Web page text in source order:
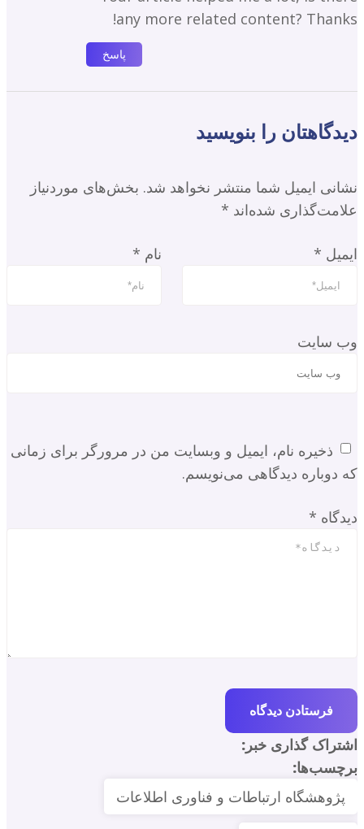
any more related content? Thanks!
پاسخ
دیدگاهتان را بنویسید
نشانی ایمیل شما منتشر نخواهد شد. بخش‌های موردنیاز
علامت‌گذاری شده‌اند *
نام * ایمیل *
وب‌ سایت
ذخیره نام، ایمیل و وبسایت من در مرورگر برای زمانی
که دوباره دیدگاهی می‌نویسم.
دیدگاه *
اشتراک گذاری خبر:
برچسب‌ها:
پژوهشگاه ارتباطات و فناوری اطلاعات